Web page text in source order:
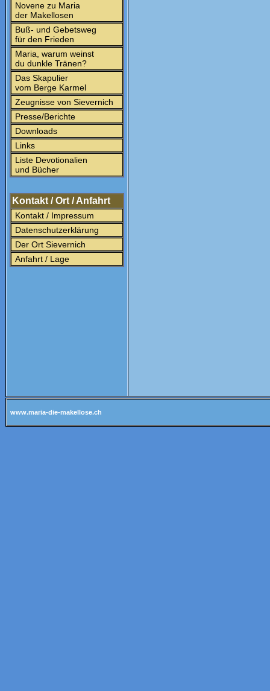
Novene zu Maria
der Makellosen
Buß- und Gebetsweg
für den Frieden
Maria, warum weinst
du dunkle Tränen?
Das Skapulier
vom Berge Karmel
Zeugnisse von Sievernich
Presse/Berichte
Downloads
Links
Liste Devotionalien
und Bücher
Kontakt / Ort / Anfahrt
Kontakt / Impressum
Datenschutzerklärung
Der Ort Sievernich
Anfahrt / Lage
www.maria-die-makellose.ch